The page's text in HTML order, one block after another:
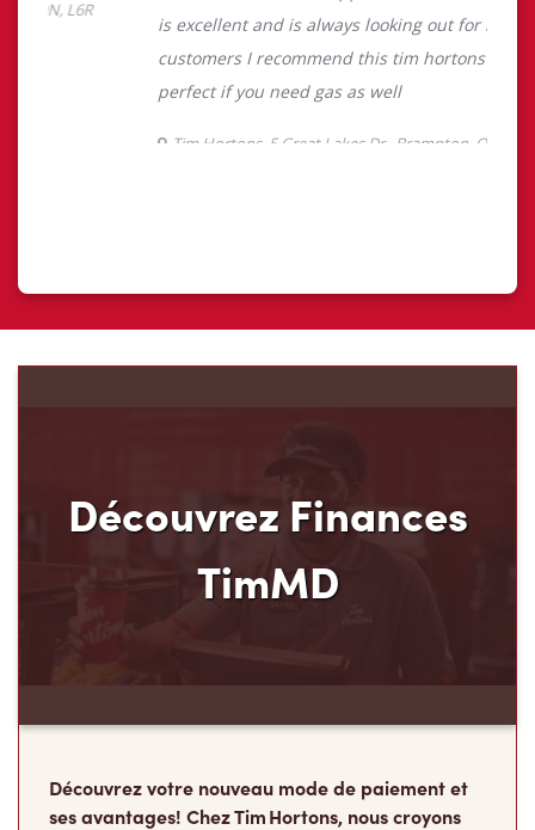
Découvrez Finances
TimMD
Découvrez votre nouveau mode de paiement et
ses avantages! Chez Tim Hortons, nous croyons